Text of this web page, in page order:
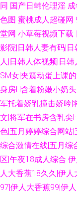
同 国产日韩伦理淫
色图 蜜桃成人超碰网
堂网 小草莓视频下载
影院|日韩人妻有码|
人|日韩人体视频|日
SM女|夹震动蛋上课
身房H含着粉嫩小奶
军托着娇乳撞击娇吟|
文|将军在书房含乳尖
色|五月婷婷综合网站
综合激情在线|五月综
区|午夜18成人综合
人大香蕉18久久|伊
97|伊人大香蕉99|伊